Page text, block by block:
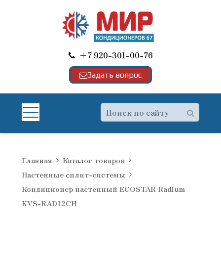
+7 920-301-00-76
Задать вопрос
Главная
Каталог товаров
Настенные сплит-системы
Кондиционер настенный ECOSTAR Radium
KVS-RAD12CH